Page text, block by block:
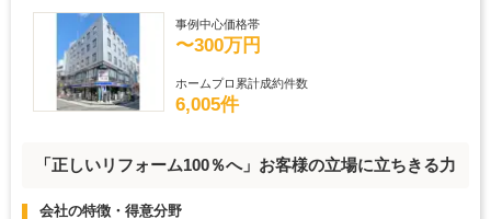
事例中心価格帯
〜300万円
ホームプロ累計成約件数
6,005件
「正しいリフォーム100％へ」お客様の立場に立ちきる力
会社の特徴・得意分野